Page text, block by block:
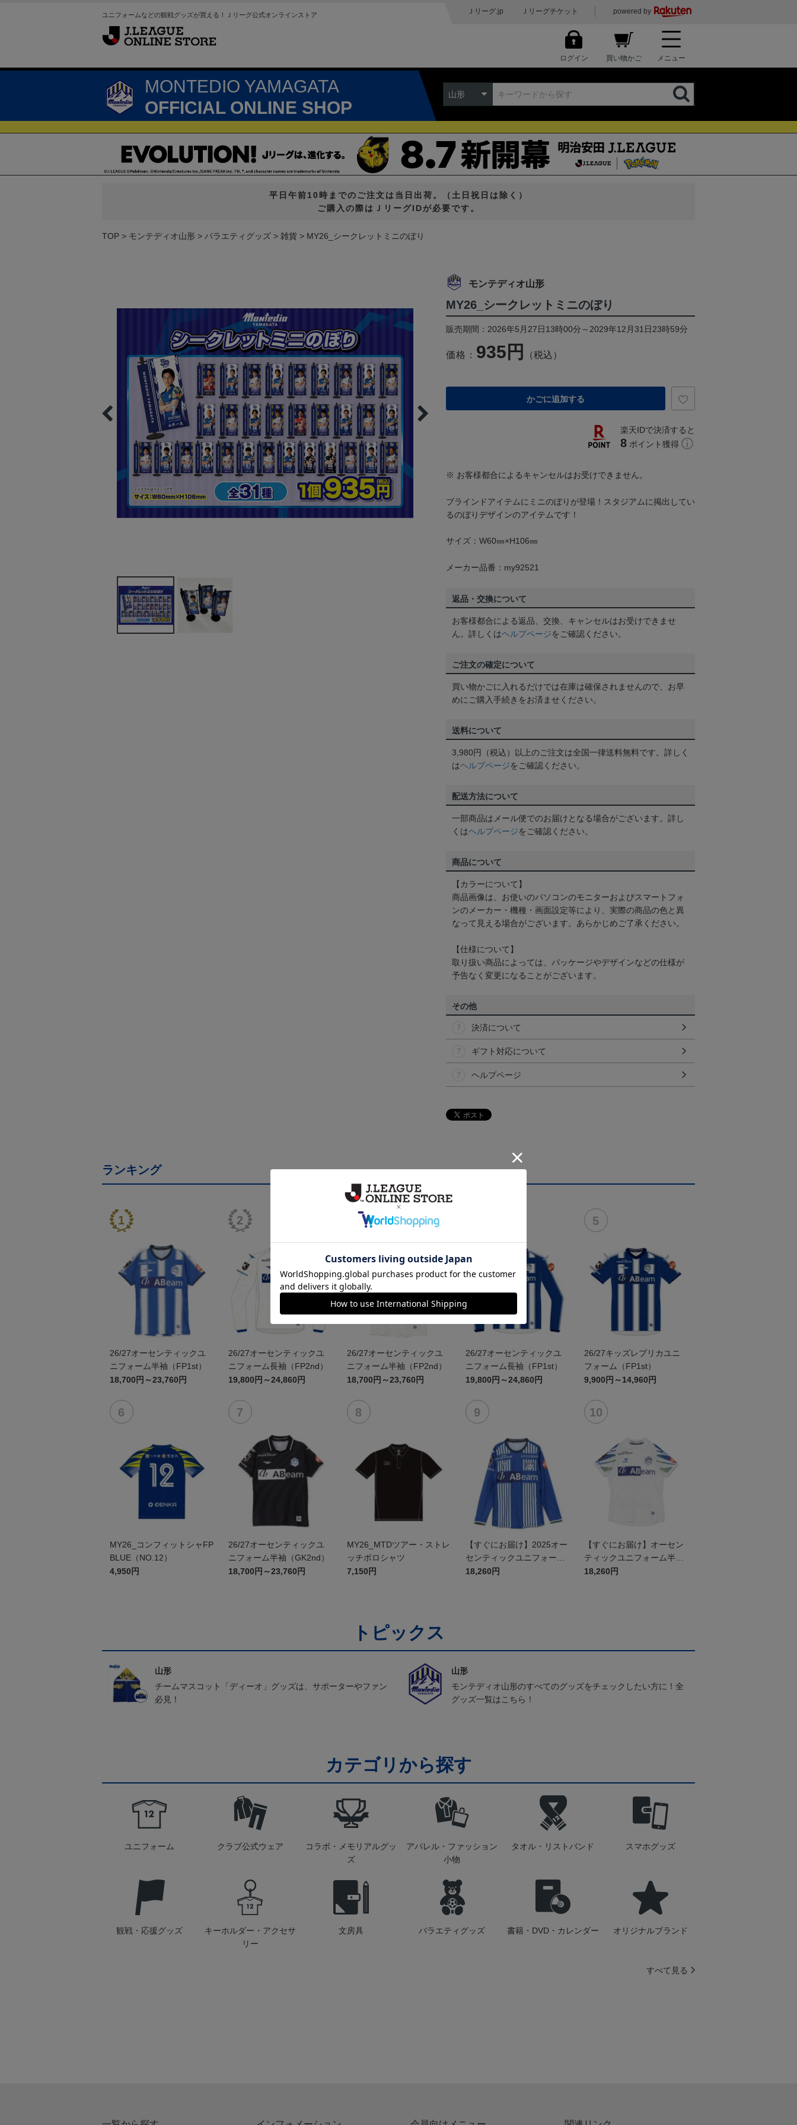
ユニフォームなどの観戦グッズが買える！Ｊリーグ公式オンラインストア Ｊリーグ.jp Ｊリーグチケット powered by
ログイン 買い物かご メニュー
MONTEDIO YAMAGATA
OFFICIAL ONLINE SHOP
山形
平日午前10時までのご注文は当日出荷。（土日祝日は除く）
ご購入の際はＪリーグIDが必要です。
TOP モンテディオ山形 バラエティグッズ 雑貨 MY26_シークレットミニのぼり
モンテディオ山形
MY26_シークレットミニのぼり
販売期間：2026年5月27日13時00分～2029年12月31日23時59分
価格： 935円 （税込）
かごに追加する
楽天IDで決済すると
8 ポイント獲得
※ お客様都合によるキャンセルはお受けできません。
ブラインドアイテムにミニのぼりが登場！スタジアムに掲出してい
るのぼりデザインのアイテムです！
サイズ：W60㎜×H106㎜
メーカー品番：my92521
返品・交換について
お客様都合による返品、交換、キャンセルはお受けできませ
ん。詳しくはヘルプページをご確認ください。
ご注文の確定について
買い物かごに入れるだけでは在庫は確保されませんので、お早
めにご購入手続きをお済ませください。
送料について
3,980円（税込）以上のご注文は全国一律送料無料です。詳しく
はヘルプページをご確認ください。
配送方法について
一部商品はメール便でのお届けとなる場合がございます。詳し
くはヘルプページをご確認ください。
商品について
【カラーについて】
商品画像は、お使いのパソコンのモニターおよびスマートフォ
ンのメーカー・機種・画面設定等により、実際の商品の色と異
なって見える場合がございます。あらかじめご了承ください。
【仕様について】
取り扱い商品によっては、パッケージやデザインなどの仕様が
予告なく変更になることがございます。
その他
決済について
ギフト対応について
ヘルプページ
ランキング
26/27オーセンティックユ
ニフォーム半袖（FP1st）
18,700円～23,760円
26/27オーセンティックユ
ニフォーム長袖（FP2nd）
19,800円～24,860円
26/27オーセンティックユ
ニフォーム半袖（FP2nd）
18,700円～23,760円
26/27オーセンティックユ
ニフォーム長袖（FP1st）
19,800円～24,860円
26/27キッズレプリカユニ
フォーム（FP1st）
9,900円～14,960円
MY26_コンフィットシャFP
BLUE（NO.12）
4,950円
26/27オーセンティックユ
ニフォーム半袖（GK2nd）
18,700円～23,760円
MY26_MTDツアー・ストレ
ッチポロシャツ
7,150円
【すぐにお届け】2025オー
センティックユニフォーム
FP1st（長袖）
18,260円
【すぐにお届け】オーセン
ティックユニフォーム半袖
（2026百年構想リーグ）F
18,260円
トピックス
山形
チームマスコット「ディーオ」グッズは、サポーターやファン
必見！
山形
モンテディオ山形のすべてのグッズをチェックしたい方に！全
グッズ一覧はこちら！
カテゴリから探す
ユニフォーム クラブ公式ウェア
コラボ・メモリアルグッ
ズ
アパレル・ファッション
小物
タオル・リストバンド スマホグッズ
観戦・応援グッズ
キーホルダー・アクセサ
リー
文房具 バラエティグッズ 書籍・DVD・カレンダー オリジナルブランド
すべて見る